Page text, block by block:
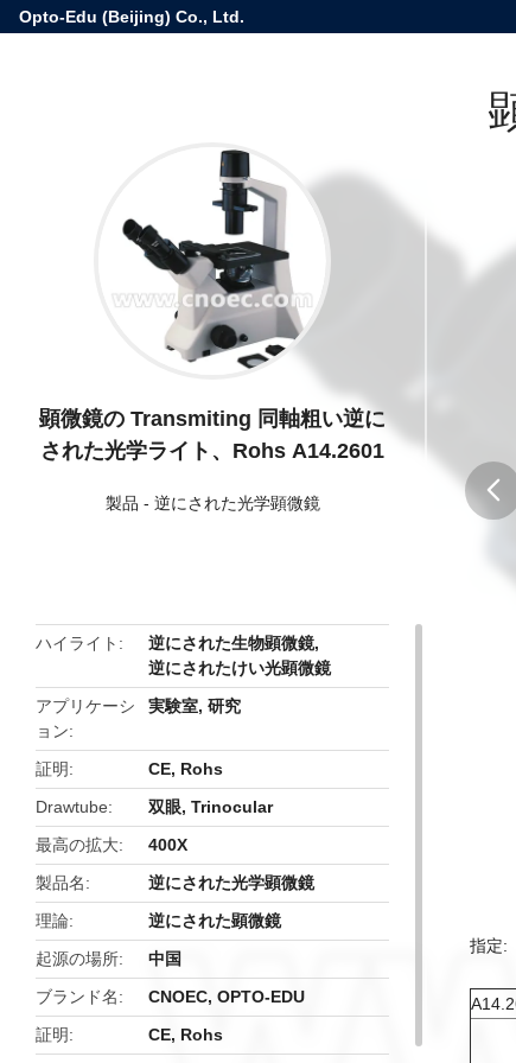
Opto-Edu (Beijing) Co., Ltd.
顕微鏡の Transmiting 同軸粗い逆に
された光学ライト、Rohs A14.2601
製品 - 逆にされた光学顕微鏡
ハイライト 逆にされた生物顕微鏡,
逆にされたけい光顕微鏡
アプリケーシ
ョン
実験室, 研究
証明
CE, Rohs
Drawtube
双眼, Trinocular
最高の拡大
400X
製品名
逆にされた光学顕微鏡
理論
逆にされた顕微鏡
起源の場所
中国
ブランド名
CNOEC, OPTO-EDU
証明
CE, Rohs
指定: